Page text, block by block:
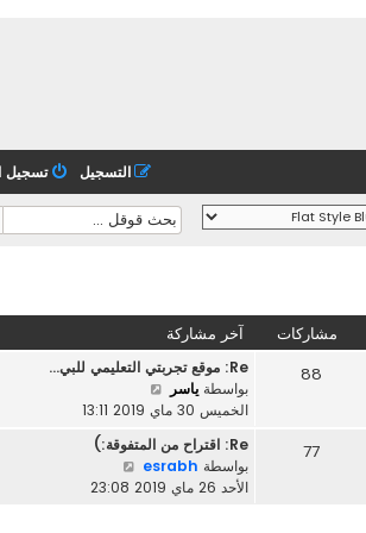
تسجيل التسجيل
مشاركات آخر مشاركة
88
Re: موقع تجربتي التعليمي للبي…
بواسطة ياسر
د
آ
خ
الخميس 30 ماي 2019 13:11
77
Re: اقتراح من المتفوقة:)
بواسطة esrabh
ا
الأحد 26 ماي 2019 23:08